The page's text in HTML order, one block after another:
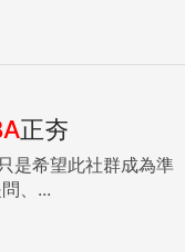
正夯
是希望此社群成為準
、...